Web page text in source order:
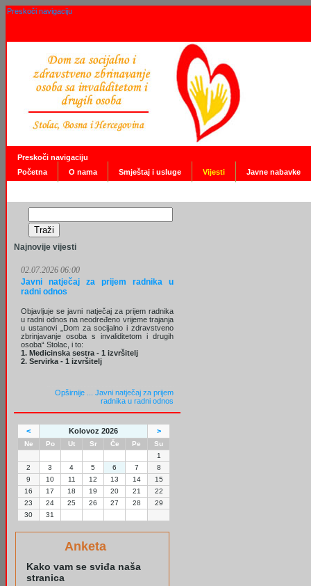
Preskoči navigaciju
Preskoči navigaciju
Početna
O nama Smještaj i usluge Vijesti Javne nabavke
Najnovije vijesti
02.07.2026 06:00
Javni natječaj za prijem radnika u
radni odnos
Objavljuje se javni natječaj za prijem radnika
u radni odnos na neodređeno vrijeme trajanja
u ustanovi „Dom za socijalno i zdravstveno
zbrinjavanje osoba s invaliditetom i drugih
osoba“ Stolac, i to:
1. Medicinska sestra - 1 izvršitelj
2. Servirka - 1 izvršitelj
Opširnije ... Javni natječaj za prijem
radnika u radni odnos
< Kolovoz 2026 >
Ne Po Ut Sr Če Pe
Su
1
2
3 4 5 6 7
8
9
10 11 12 13 14
15
16
17 18 19 20 21
22
23
24 25 26 27 28
29
30
31
Anketa
Kako vam se sviđa naša
stranica